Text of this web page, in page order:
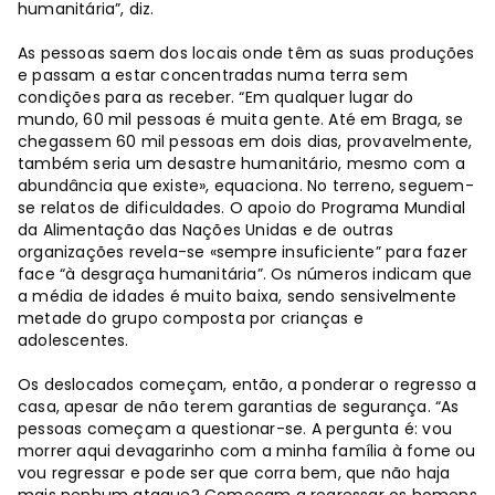
humanitária”, diz.
As pessoas saem dos locais onde têm as suas produções
e passam a estar concentradas numa terra sem
condições para as receber. “Em qualquer lugar do
mundo, 60 mil pessoas é muita gente. Até em Braga, se
chegassem 60 mil pessoas em dois dias, provavelmente,
também seria um desastre humanitário, mesmo com a
abundância que existe», equaciona. No terreno, seguem-
se relatos de dificuldades. O apoio do Programa Mundial
da Alimentação das Nações Unidas e de outras
organizações revela-se «sempre insuficiente” para fazer
face “à desgraça humanitária”. Os números indicam que
a média de idades é muito baixa, sendo sensivelmente
metade do grupo composta por crianças e
adolescentes.
Os deslocados começam, então, a ponderar o regresso a
casa, apesar de não terem garantias de segurança. “As
pessoas começam a questionar-se. A pergunta é: vou
morrer aqui devagarinho com a minha família à fome ou
vou regressar e pode ser que corra bem, que não haja